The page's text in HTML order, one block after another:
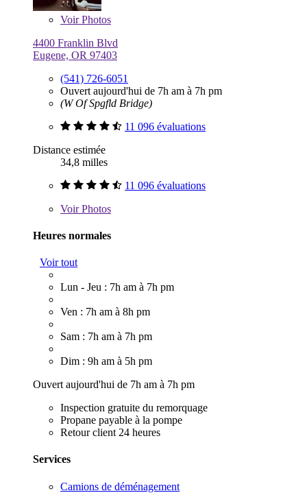
VoirPhotos
4400 Franklin Blvd
Eugene, OR 97403
(541) 726-6051
Ouvert aujourd'hui de 7h am à 7h pm
(W Of Spgfld Bridge)
11 096 évaluations
Distance estimée
34,8 milles
11 096 évaluations
VoirPhotos
Heures normales
Voir tout
Lun - Jeu : 7h am à 7h pm
Ven : 7h am à 8h pm
Sam : 7h am à 7h pm
Dim : 9h am à 5h pm
Ouvert aujourd'hui de 7h am à 7h pm
Inspection gratuite du remorquage
Propane payable à la pompe
Retour client 24 heures
Services
Camions de déménagement